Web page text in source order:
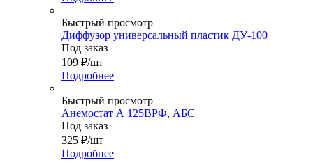
Быстрый просмотр
Диффузор универсальный пластик ДУ-100
Под заказ
109 ₽/шт
Подробнее
Быстрый просмотр
Анемостат А 125ВРФ, АБС
Под заказ
325 ₽/шт
Подробнее